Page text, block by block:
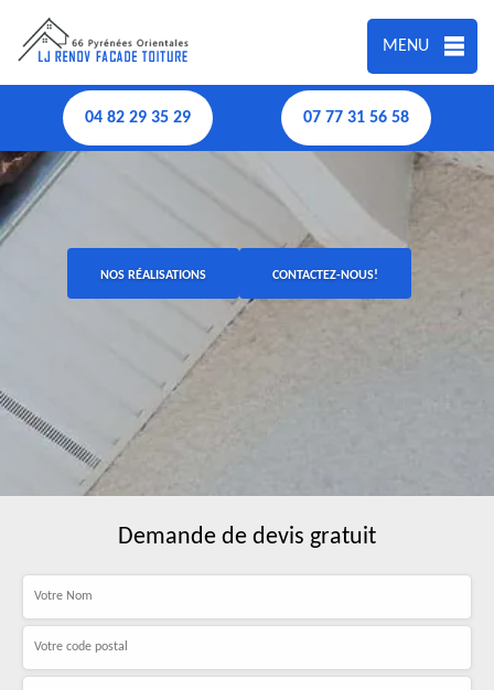
MENU
04 82 29 35 29 07 77 31 56 58
NOS RÉALISATIONS CONTACTEZ-NOUS!
Demande de devis gratuit